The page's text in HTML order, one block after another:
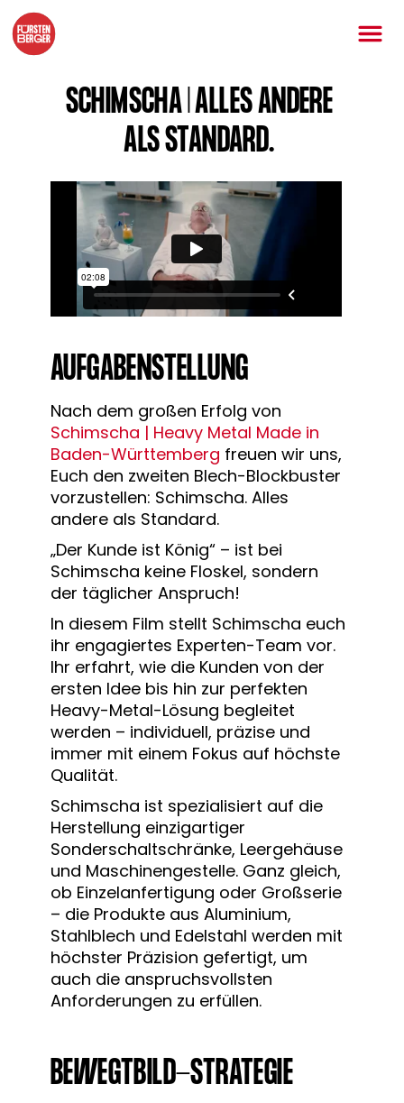
SCHIMSCHA | ALLES ANDERE
ALS STANDARD.
AUFGABENSTELLUNG
Nach dem großen Erfolg von
Schimscha | Heavy Metal Made in
Baden-Württemberg freuen wir uns,
Euch den zweiten Blech-Blockbuster
vorzustellen: Schimscha. Alles
andere als Standard.
„Der Kunde ist König“ – ist bei
Schimscha keine Floskel, sondern
der täglicher Anspruch!
In diesem Film stellt Schimscha euch
ihr engagiertes Experten-Team vor.
Ihr erfahrt, wie die Kunden von der
ersten Idee bis hin zur perfekten
Heavy-Metal-Lösung begleitet
werden – individuell, präzise und
immer mit einem Fokus auf höchste
Qualität.
Schimscha ist spezialisiert auf die
Herstellung einzigartiger
Sonderschaltschränke, Leergehäuse
und Maschinengestelle. Ganz gleich,
ob Einzelanfertigung oder Großserie
– die Produkte aus Aluminium,
Stahlblech und Edelstahl werden mit
höchster Präzision gefertigt, um
auch die anspruchsvollsten
Anforderungen zu erfüllen.
BEWEGTBILD-STRATEGIE